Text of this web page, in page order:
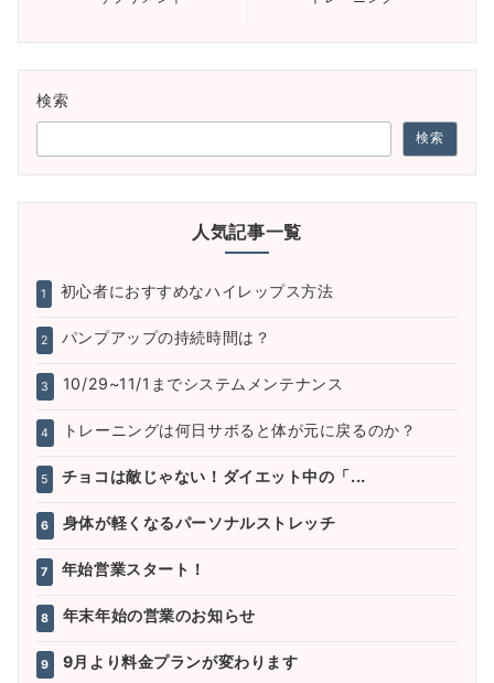
検索
検索
人気記事一覧
1 初心者におすすめなハイレップス方法
2 パンプアップの持続時間は？
3 10/29~11/1までシステムメンテナンス
4 トレーニングは何日サボると体が元に戻るのか？
5 チョコは敵じゃない！ダイエット中の「...
6 身体が軽くなるパーソナルストレッチ
7 年始営業スタート！
8 年末年始の営業のお知らせ
9 9月より料金プランが変わります